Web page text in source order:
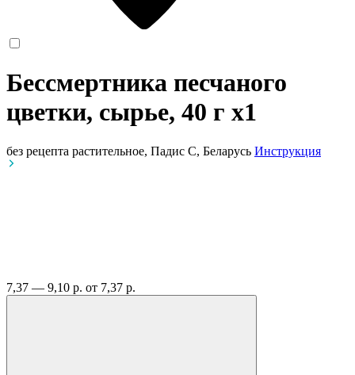
Бессмертника песчаного
цветки, сырье, 40 г x1
без рецепта растительное, Падис С, Беларусь Инструкция
7,37 — 9,10 р. от 7,37 р.